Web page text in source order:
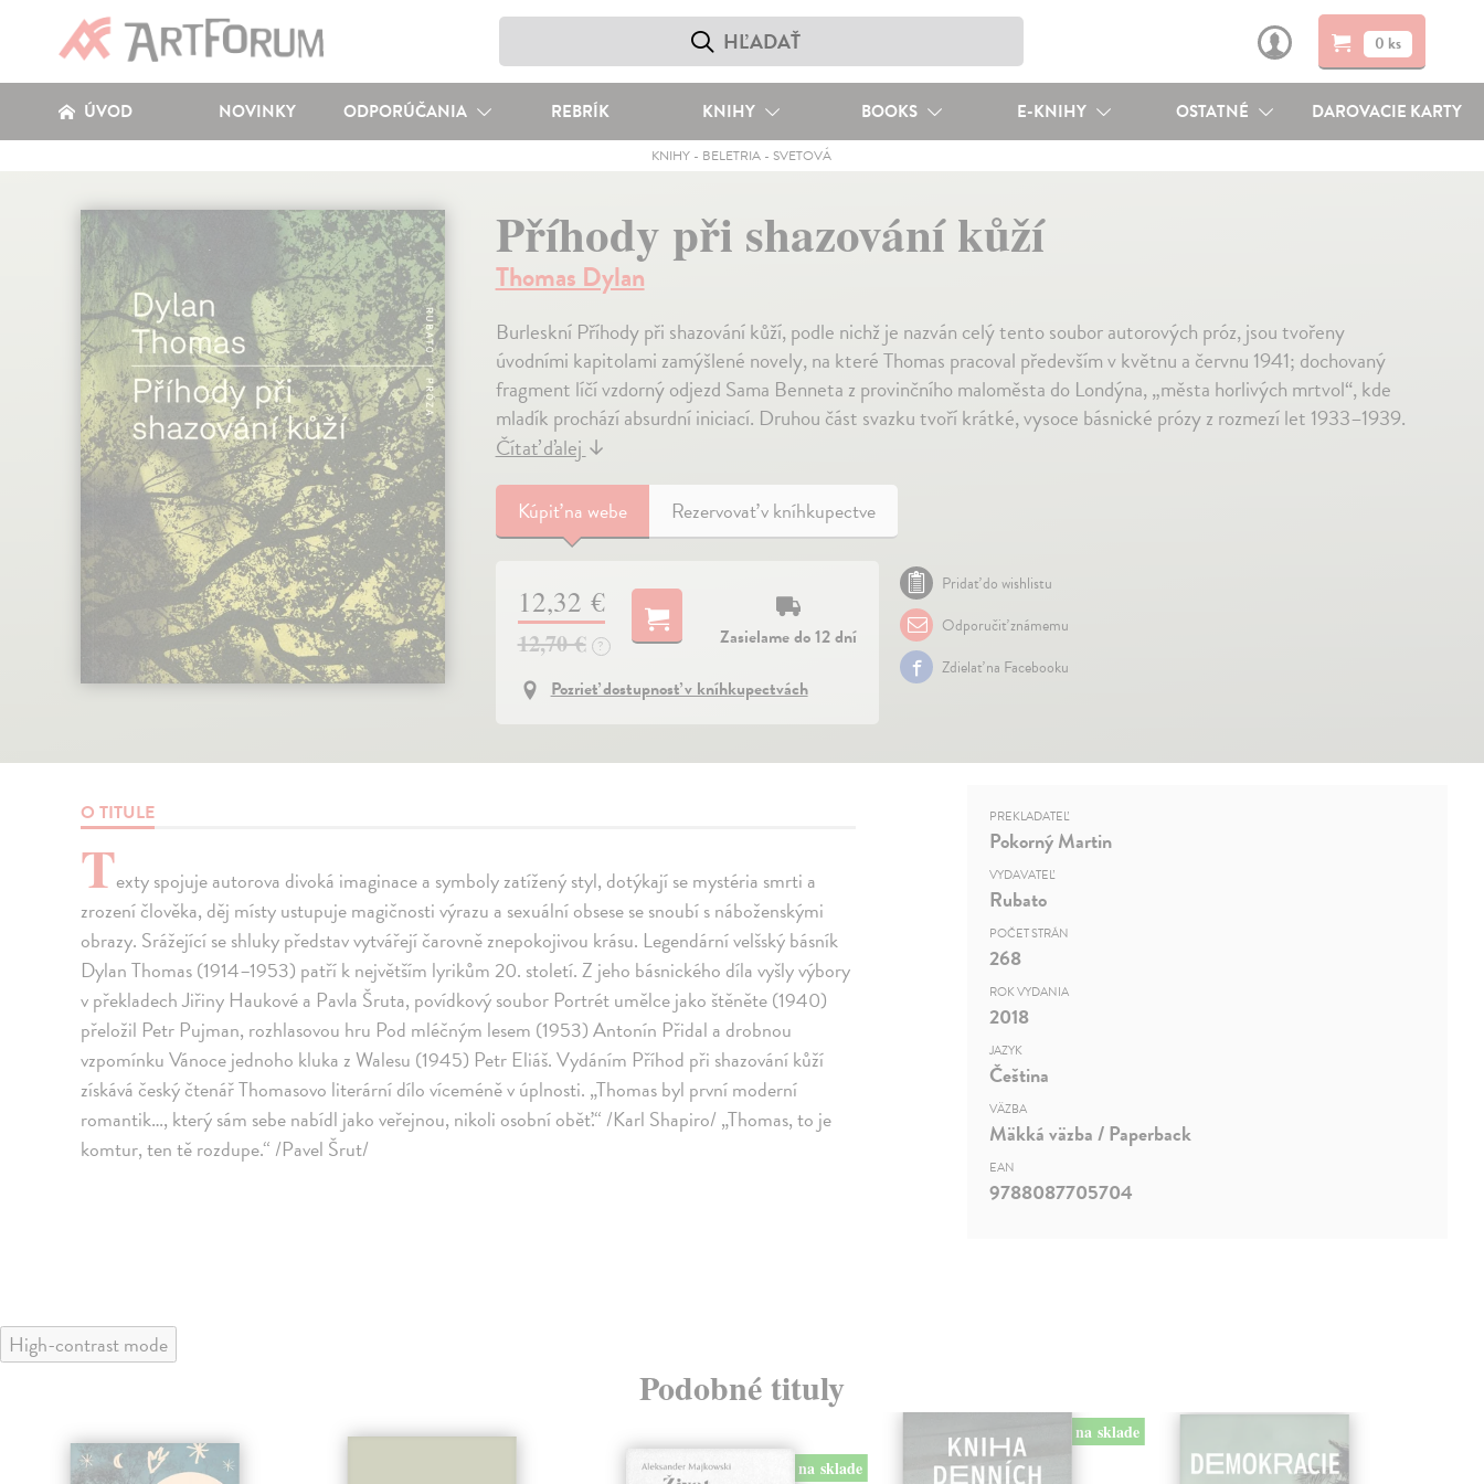
0 ks
ÚVOD NOVINKY ODPORÚČANIA REBRÍK KNIHY BOOKS E-KNIHY OSTATNÉ DAROVACIE KARTY
KNIHY - BELETRIA - SVETOVÁ
Příhody při shazování kůží
Thomas Dylan
Burleskní Příhody při shazování kůží, podle nichž je nazván celý tento soubor autorových próz, jsou tvořeny
úvodními kapitolami zamýšlené novely, na které Thomas pracoval především v květnu a červnu 1941; dochovaný
fragment líčí vzdorný odjezd Sama Benneta z provinčního maloměsta do Londýna, „města horlivých mrtvol“, kde
mladík prochází absurdní iniciací. Druhou část svazku tvoří krátké, vysoce básnické prózy z rozmezí let 1933–1939.
Čítať ďalej↓
Kúpiťna webe Rezervovať v kníhkupectve
12,32 €
12,70 € ?
Zasielame do 12 dní
Pozrieť dostupnosť v kníhkupectvách
Pridať do wishlistu
Odporučiť známemu
Zdielať na Facebooku
O TITULE
Texty spojuje autorova divoká imaginace a symboly zatížený styl, dotýkají se mystéria smrti a
zrození člověka, děj místy ustupuje magičnosti výrazu a sexuální obsese se snoubí s náboženskými
obrazy. Srážející se shluky představ vytvářejí čarovně znepokojivou krásu. Legendární velšský básník
Dylan Thomas (1914–1953) patří k největším lyrikům 20. století. Z jeho básnického díla vyšly výbory
v překladech Jiřiny Haukové a Pavla Šruta, povídkový soubor Portrét umělce jako štěněte (1940)
přeložil Petr Pujman, rozhlasovou hru Pod mléčným lesem (1953) Antonín Přidal a drobnou
vzpomínku Vánoce jednoho kluka z Walesu (1945) Petr Eliáš. Vydáním Příhod při shazování kůží
získává český čtenář Thomasovo literární dílo víceméně v úplnosti. „Thomas byl první moderní
romantik…, který sám sebe nabídl jako veřejnou, nikoli osobní oběť.“ /Karl Shapiro/ „Thomas, to je
komtur, ten tě rozdupe.“ /Pavel Šrut/
PREKLADATEĽ
Pokorný Martin
VYDAVATEĽ
Rubato
POČET STRÁN
268
ROK VYDANIA
2018
JAZYK
Čeština
VÄZBA
Mäkká väzba / Paperback
EAN
9788087705704
High-contrast mode
Podobné tituly
na sklade
na sklade